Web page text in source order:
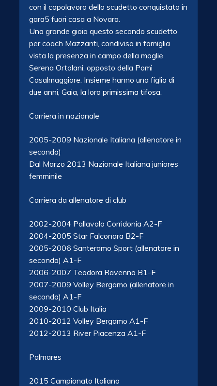
con il capolavoro dello scudetto conquistato in
gara5 fuori casa a Novara.
Una grande gioia questo secondo scudetto
per coach Mazzanti, condivisa in famiglia
vista la presenza in campo della moglie
Serena Ortolani, opposto della Pomì
Casalmaggiore. Insieme hanno una figlia di
due anni, Gaia, la loro primissima tifosa.
Carriera in nazionale
2005-2009 Nazionale Italiana (allenatore in
seconda)
Dal Marzo 2013 Nazionale Italiana juniores
femminile
Carriera da allenatore di club
2002-2004 Pallavolo Corridonia A2-F
2004-2005 Star Falconara B2-F
2005-2006 Santeramo Sport (allenatore in
seconda) A1-F
2006-2007 Teodora Ravenna B1-F
2007-2009 Volley Bergamo (allenatore in
seconda) A1-F
2009-2010 Club Italia
2010-2012 Volley Bergamo A1-F
2012-2013 River Piacenza A1-F
Palmares
2015 Campionato Italiano